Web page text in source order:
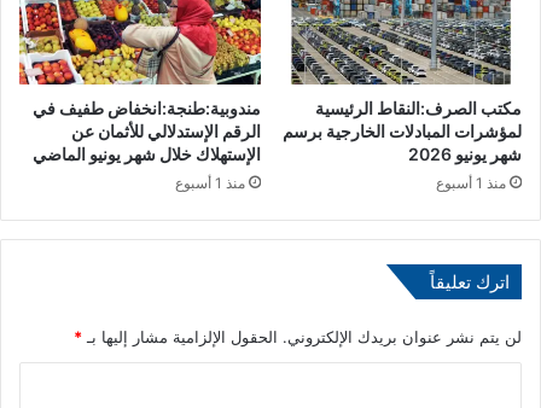
ي
ر
ا
ن
ي
ل
ش
ي
ن
مكتب الصرف:النقاط الرئيسية
لمؤشرات المبادلات الخارجية برسم
شهر يونيو 2026
منذ 1 أسبوع
مندوبية:طنجة:انخفاض طفيف في
الرقم الإستدلالي للأثمان عن
الإستهلاك خلال شهر يونيو الماضي
منذ 1 أسبوع
اترك تعليقاً
لن يتم نشر عنوان بريدك الإلكتروني. الحقول الإلزامية مشار إليها بـ*